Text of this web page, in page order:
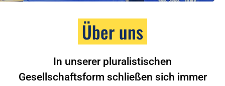
Über uns
In unserer pluralistischen
Gesellschaftsform schließen sich immer